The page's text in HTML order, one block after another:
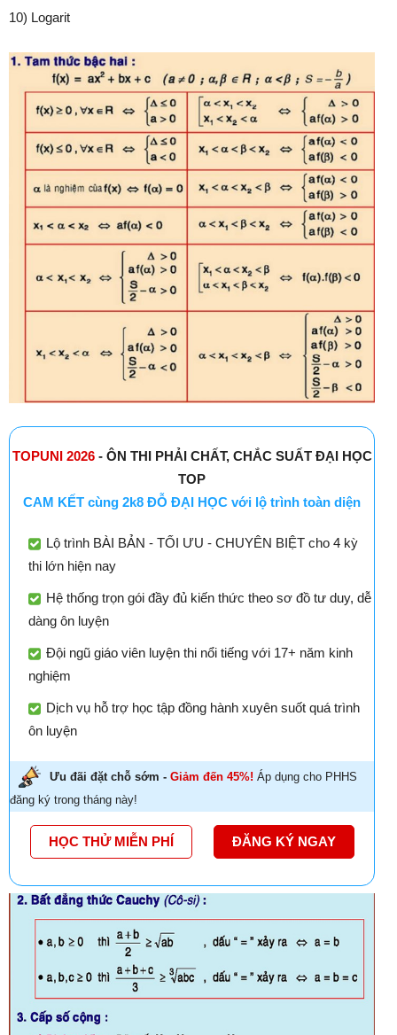
10) Logarit
TOPUNI 2026- ÔN THI PHẢI CHẤT, CHẮC SUẤT ĐẠI HỌC
TOP
CAM KẾT cùng 2k8 ĐỖ ĐẠI HỌC với lộ trình toàn diện
Lộ trình BÀI BẢN - TỐI ƯU - CHUYÊN BIỆT cho 4 kỳ
thi lớn hiện nay
Hệ thống trọn gói đầy đủ kiến thức theo sơ đồ tư duy, dễ
dàng ôn luyện
Đội ngũ giáo viên luyện thi nổi tiếng với 17+ năm kinh
nghiệm
Dịch vụ hỗ trợ học tập đồng hành xuyên suốt quá trình
ôn luyện
Ưu đãi đặt chỗ sớm - Giảm đến 45%! Áp dụng cho PHHS
đăng ký trong tháng này!
HỌC THỬ MIỄN PHÍ ĐĂNG KÝ NGAY